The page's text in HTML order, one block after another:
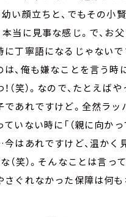
幼い顔立ちと、でもその小
当に見事な感じ。で、お
に丁寧語になるじゃないで
は、俺も嫌なことを言う時
（笑）。なので、たとえば
であれですけど。全然ラッ
いない時に「（親に向かっ
はあれですけど、温かく
（笑）。そんなことは言っ
さぐれなかった保障は何